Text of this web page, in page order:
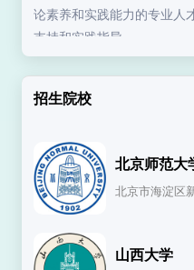
论素养和实践能力的专业人
支持和实践指导。
职业技术教育学主要包括以
职业教育政策与管理
及管理机制，以提高职
职业教育课程与教学
方法及评价体系，以促
招生院校
北京师范大
北京市海淀区
山西大学